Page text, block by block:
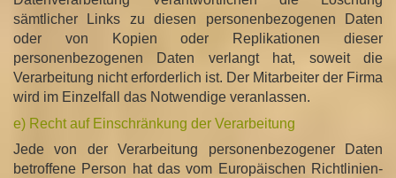
sämtlicher Links zu diesen personenbezogenen Daten
oder von Kopien oder Replikationen dieser
personenbezogenen Daten verlangt hat, soweit die
Verarbeitung nicht erforderlich ist. Der Mitarbeiter der Firma
wird im Einzelfall das Notwendige veranlassen.
e) Recht auf Einschränkung der Verarbeitung
Jede von der Verarbeitung personenbezogener Daten
betroffene Person hat das vom Europäischen Richtlinien-